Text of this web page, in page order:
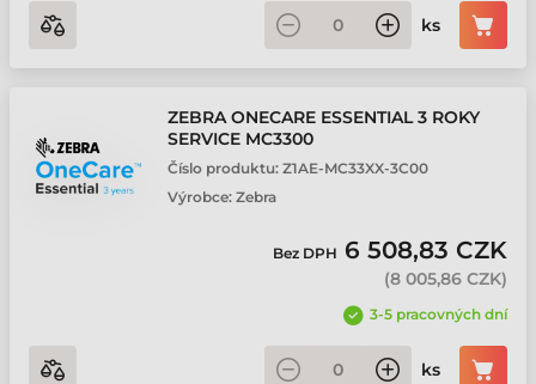
ks
ZEBRA ONECARE ESSENTIAL 3 ROKY
SERVICE MC3300
Číslo produktu: Z1AE-MC33XX-3C00
Výrobce: Zebra
Bez DPH 6 508,83 CZK
(8 005,86 CZK)
3-5 pracovných dní
ks